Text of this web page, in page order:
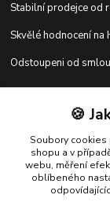
Stabilní prodejce od
Skvělé hodnocení na
Odstoupeni od
Kontakty
shop@racing-
🍪
Soubory
shopu a v
webu, měření
oblíbeného